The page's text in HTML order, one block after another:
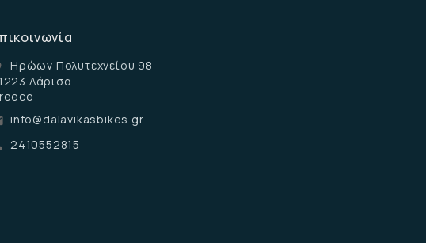
Ηρώων Πολυτεχνείου 98
Λάρισα
info@dalavikasbikes.gr
2410552815